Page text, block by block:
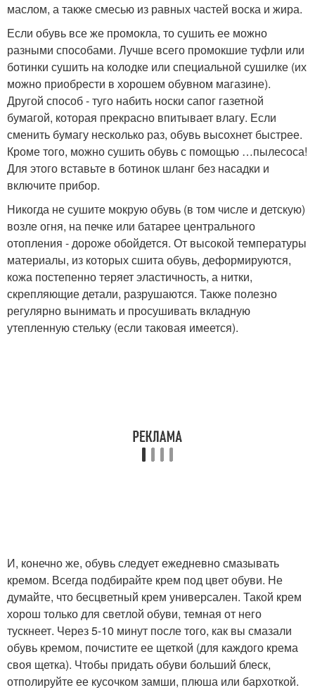
маслом, а также смесью из равных частей воска и жира.
Если обувь все же промокла, то сушить ее можно
разными способами. Лучше всего промокшие туфли или
ботинки сушить на колодке или специальной сушилке (их
можно приобрести в хорошем обувном магазине).
Другой способ - туго набить носки сапог газетной
бумагой, которая прекрасно впитывает влагу. Если
сменить бумагу несколько раз, обувь высохнет быстрее.
Кроме того, можно сушить обувь с помощью …пылесоса!
Для этого вставьте в ботинок шланг без насадки и
включите прибор.
Никогда не сушите мокрую обувь (в том числе и детскую)
возле огня, на печке или батарее центрального
отопления - дороже обойдется. От высокой температуры
материалы, из которых сшита обувь, деформируются,
кожа постепенно теряет эластичность, а нитки,
скрепляющие детали, разрушаются. Также полезно
регулярно вынимать и просушивать вкладную
утепленную стельку (если таковая имеется).
И, конечно же, обувь следует ежедневно смазывать
кремом. Всегда подбирайте крем под цвет обуви. Не
думайте, что бесцветный крем универсален. Такой крем
хорош только для светлой обуви, темная от него
тускнеет. Через 5-10 минут после того, как вы смазали
обувь кремом, почистите ее щеткой (для каждого крема
своя щетка). Чтобы придать обуви больший блеск,
отполируйте ее кусочком замши, плюша или бархоткой.